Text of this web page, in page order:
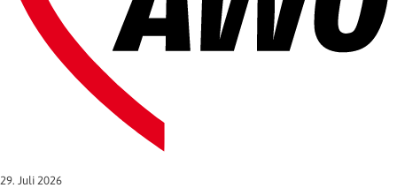
29. Juli 2026